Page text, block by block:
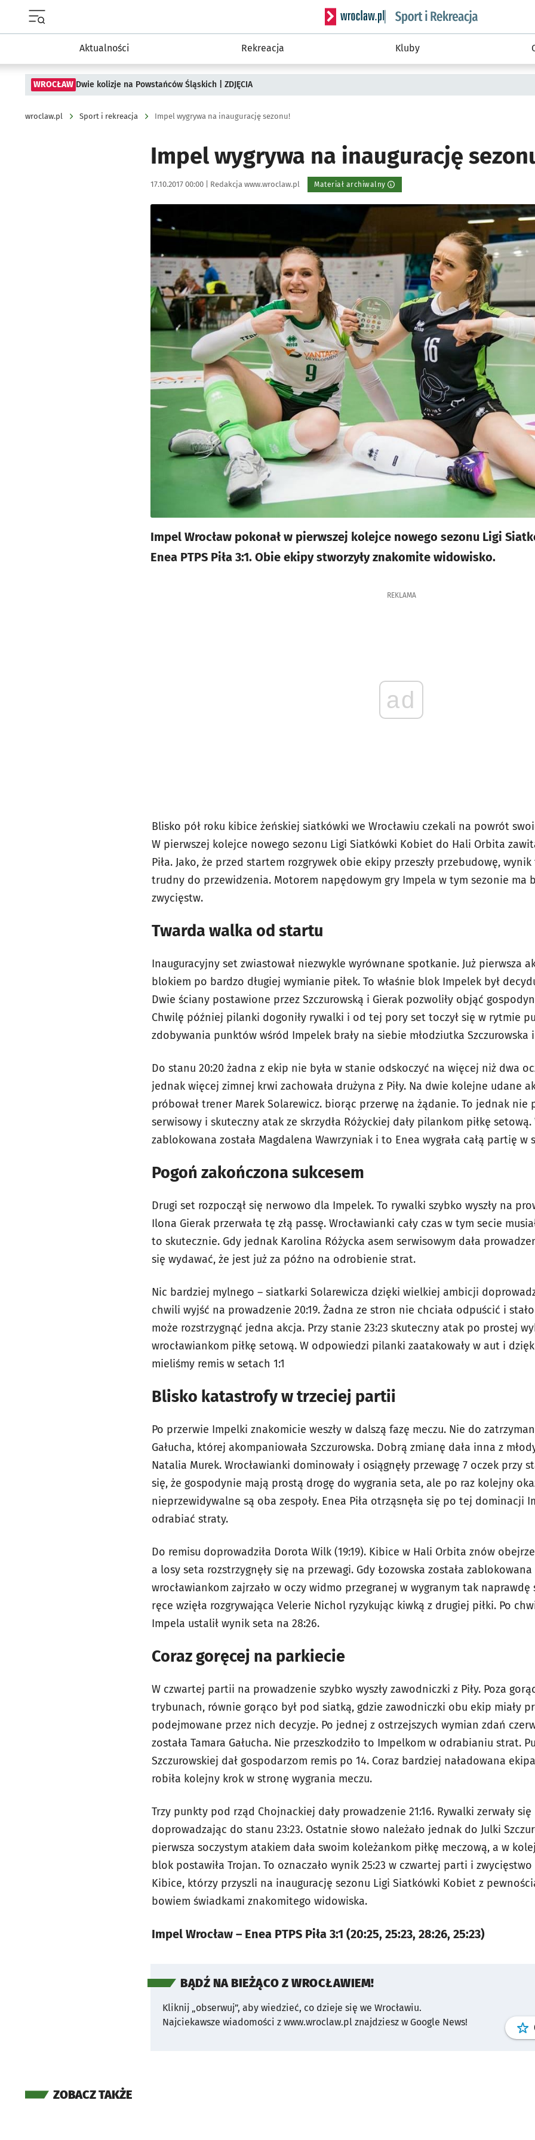
Serwis informacyjny wroclaw.pl podserwis: Sport
Aktualności Rekreacja Kluby
WROCŁAW Dwie kolizje na Powstańców Śląskich | ZDJĘCIA
wroclaw.pl Sport i rekreacja Impel wygrywa na inaugurację sezonu!
Impel wygrywa na inaugurację
Data publikacji:
17.10.2017 00:00 | Autor:
Redakcja www.wroclaw.pl Materiał archiwalny
Impel Wrocław pokonał w pierwszej kolejce nowego sezonu Ligi
Enea PTPS Piła 3:1. Obie ekipy stworzyły znakomite widowisko.
REKLAMA
ad
Blisko pół roku kibice żeńskiej siatkówki we Wrocławiu czekali na powrót
W pierwszej kolejce nowego sezonu Ligi Siatkówki Kobiet do Hali Orbita
Piła. Jako, że przed startem rozgrywek obie ekipy przeszły przebudowę,
trudny do przewidzenia. Motorem napędowym gry Impela w tym sezonie ma
zwycięstw.
Twarda walka od startu
Inauguracyjny set zwiastował niezwykle wyrównane spotkanie. Już pierwsza
blokiem po bardzo długiej wymianie piłek. To właśnie blok Impelek był
Dwie ściany postawione przez Szczurowską i Gierak pozwoliły objąć
Chwilę później pilanki dogoniły rywalki i od tej pory set toczył się w rytmie
zdobywania punktów wśród Impelek brały na siebie młodziutka Szczurowska i
Do stanu 20:20 żadna z ekip nie była w stanie odskoczyć na więcej niż dwa
jednak więcej zimnej krwi zachowała drużyna z Piły. Na dwie kolejne udane
próbował trener Marek Solarewicz. biorąc przerwę na żądanie. To jednak nie
serwisowy i skuteczny atak ze skrzydła Różyckiej dały pilankom piłkę
zablokowana została Magdalena Wawrzyniak i to Enea wygrała całą partię w
Pogoń zakończona sukcesem
Drugi set rozpoczął się nerwowo dla Impelek. To rywalki szybko wyszły na
Ilona Gierak przerwała tę złą passę. Wrocławianki cały czas w tym secie
to skutecznie. Gdy jednak Karolina Różycka asem serwisowym dała
się wydawać, że jest już za późno na odrobienie strat.
Nic bardziej mylnego – siatkarki Solarewicza dzięki wielkiej ambicji
chwili wyjść na prowadzenie 20:19. Żadna ze stron nie chciała odpuścić i
może rozstrzygnąć jedna akcja. Przy stanie 23:23 skuteczny atak po prostej
wrocławiankom piłkę setową. W odpowiedzi pilanki zaatakowały w aut i
mieliśmy remis w setach 1:1
Blisko katastrofy w trzeciej partii
Po przerwie Impelki znakomicie weszły w dalszą fazę meczu. Nie do
Gałucha, której akompaniowała Szczurowska. Dobrą zmianę dała inna z
Natalia Murek. Wrocławianki dominowały i osiągnęły przewagę 7 oczek przy
się, że gospodynie mają prostą drogę do wygrania seta, ale po raz kolejny
nieprzewidywalne są oba zespoły. Enea Piła otrząsnęła się po tej dominacji
odrabiać straty.
Do remisu doprowadziła Dorota Wilk (19:19). Kibice w Hali Orbita znów
a losy seta rozstrzygnęły się na przewagi. Gdy Łozowska została
wrocławiankom zajrzało w oczy widmo przegranej w wygranym tak naprawdę
ręce wzięła rozgrywająca Velerie Nichol ryzykując kiwką z drugiej piłki. Po
Impela ustalił wynik seta na 28:26.
Coraz goręcej na parkiecie
W czwartej partii na prowadzenie szybko wyszły zawodniczki z Piły. Poza
trybunach, równie gorąco był pod siatką, gdzie zawodniczki obu ekip miały
podejmowane przez nich decyzje. Po jednej z ostrzejszych wymian zdań
została Tamara Gałucha. Nie przeszkodziło to Impelkom w odrabianiu strat.
Szczurowskiej dał gospodarzom remis po 14. Coraz bardziej naładowana
robiła kolejny krok w stronę wygrania meczu.
Trzy punkty pod rząd Chojnackiej dały prowadzenie 21:16. Rywalki zerwały się
doprowadzając do stanu 23:23. Ostatnie słowo należało jednak do Julki
pierwsza soczystym atakiem dała swoim koleżankom piłkę meczową, a w
blok postawiła Trojan. To oznaczało wynik 25:23 w czwartej parti i zwycięstwo
Kibice, którzy przyszli na inaugurację sezonu Ligi Siatkówki Kobiet z
bowiem świadkami znakomitego widowiska.
Impel Wrocław – Enea PTPS Piła 3:1 (20:25, 25:23, 28:26, 25:23)
BĄDŹ NA BIEŻĄCO Z WROCŁAWIEM!
Kliknij „obserwuj”, aby wiedzieć, co dzieje się we Wrocławiu.
Najciekawsze wiadomości z www.wroclaw.pl znajdziesz w Google News!
ZOBACZ TAKŻE